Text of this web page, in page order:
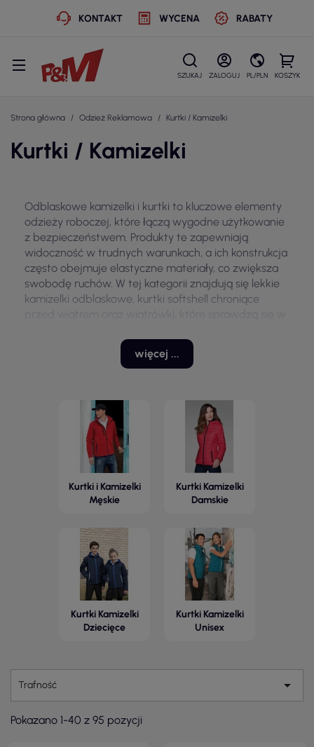
KONTAKT WYCENA RABATY
SZUKAJ ZALOGUJ PL/PLN KOSZYK
Strona główna Odzież Reklamowa Kurtki / Kamizelki
Kurtki / Kamizelki
Odblaskowe kamizelki i kurtki to kluczowe elementy
odzieży roboczej, które łączą wygodne użytkowanie
z bezpieczeństwem. Produkty te zapewniają
widoczność w trudnych warunkach, a ich konstrukcja
często obejmuje elastyczne materiały, co zwiększa
swobodę ruchów. W tej kategorii znajdują się lekkie
kamizelki odblaskowe, kurtki softshell chroniące
przed wiatrem oraz wiatrówki, które sprawdzą się w
uwagę na materiał, konstrukcję oraz dopasowanie,
aby zapewnić odpowiedni poziom ochrony i wygody
więcej ...
Kurtki i Kamizelki
Męskie
Kurtki Kamizelki
Damskie
Kurtki Kamizelki
Dziecięce
Kurtki Kamizelki
Unisex
Trafność 
Pokazano 1-40 z 95 pozycji